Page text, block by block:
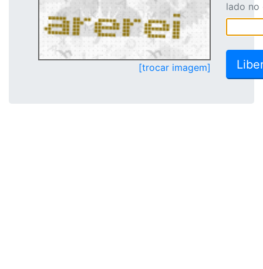
[trocar imagem]
lado no